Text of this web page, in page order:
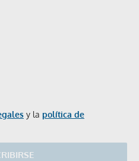
y la política de